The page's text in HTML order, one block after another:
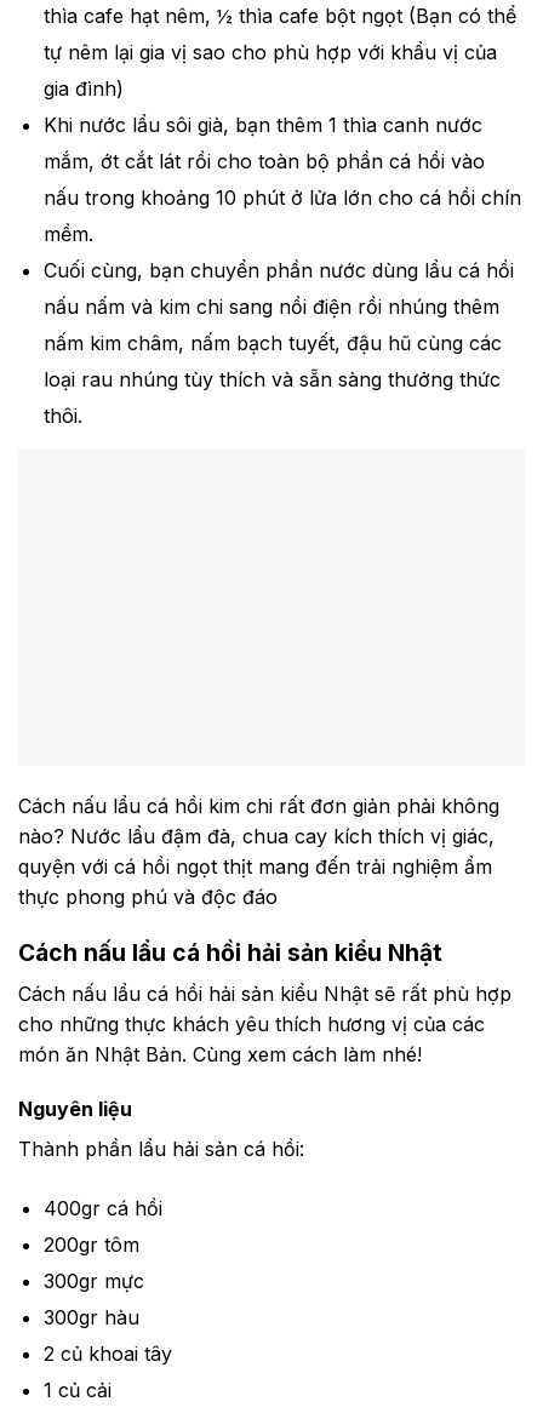
thìa cafe hạt nêm, ½ thìa cafe bột ngọt (Bạn có thể
tự nêm lại gia vị sao cho phù hợp với khẩu vị của
gia đình)
Khi nước lẩu sôi già, bạn thêm 1 thìa canh nước
mắm, ớt cắt lát rồi cho toàn bộ phần cá hồi vào
nấu trong khoảng 10 phút ở lửa lớn cho cá hồi chín
mềm.
Cuối cùng, bạn chuyển phần nước dùng lẩu cá hồi
nấu nấm và kim chi sang nồi điện rồi nhúng thêm
nấm kim châm, nấm bạch tuyết, đậu hũ cùng các
loại rau nhúng tùy thích và sẵn sàng thưởng thức
thôi.
Cách nấu lẩu cá hồi kim chi rất đơn giản phải không
nào? Nước lẩu đậm đà, chua cay kích thích vị giác,
quyện với cá hồi ngọt thịt mang đến trải nghiệm ẩm
thực phong phú và độc đáo
Cách nấu lẩu cá hồi hải sản kiểu Nhật
Cách nấu lẩu cá hồi hải sản kiểu Nhật sẽ rất phù hợp
cho những thực khách yêu thích hương vị của các
món ăn Nhật Bản. Cùng xem cách làm nhé!
Nguyên liệu
Thành phần lẩu hải sản cá hồi:
400gr cá hồi
200gr tôm
300gr mực
300gr hàu
2 củ khoai tây
1 củ cải